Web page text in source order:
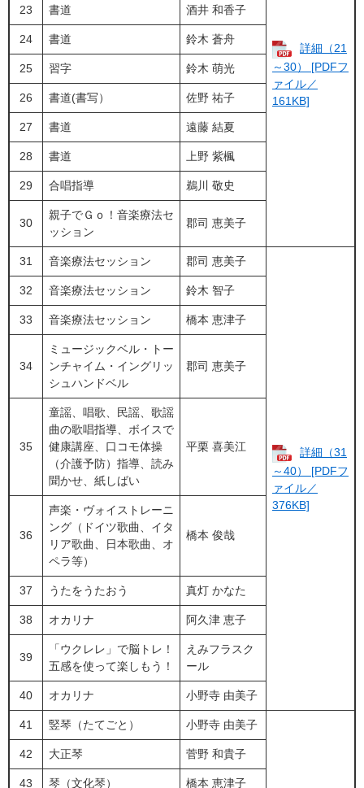
詳細（21
～30） [PDFフ
ァイル／
161KB]
23 ​​書道 酒井 和香子
24 書道 鈴木 蒼舟
25 習字 鈴木 萌光
26 書道(書写） 佐野 祐子
27 書道 遠藤 結夏
28 書道 上野 紫楓
29 合唱指導 鵜川 敬史
30
​​親子でＧｏ！音楽療法セ
ッション
郡司 恵美子
31 音楽療法セッション 郡司 恵美子
詳細（31
～40） [PDFフ
ァイル／
376KB]
32 ​音楽療法セッション ​​鈴木 智子
33 音楽療法セッション 橋本 恵津子
34
ミュージックベル・トー
ンチャイム・イングリッ
シュハンドベル
​​郡司 恵美子
35
童謡、唱歌、民謡、歌謡
曲の歌唱指導、ボイスで
健康講座、口コモ体操
（介護予防）指導、読み
聞かせ、紙しばい
平栗 喜美江
36
​声楽・ヴォイストレーニ
ング（ドイツ歌曲、イタ
リア歌曲、日本歌曲、オ
ペラ等）
橋本 俊哉
37 うたをうたおう 真灯 かなた
38 オカリナ 阿久津 恵子
39
「ウクレレ」で脳トレ！
五感を使って楽しもう！
えみフラスク
ール
40 ​​オカリナ 小野寺 由美子
41 竪琴（たてごと） 小野寺 由美子
42 大正琴 ​​菅野 和貴子
43 琴（文化琴） 橋本 恵津子